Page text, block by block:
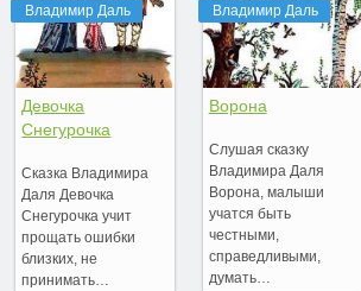
Владимир Даль
Девочка
Снегурочка
Сказка Владимира
Даля Девочка
Снегурочка учит
прощать ошибки
близких, не
принимать…
Владимир Даль
Ворона
Слушая сказку
Владимира Даля
Ворона, малыши
учатся быть
честными,
справедливыми,
думать…